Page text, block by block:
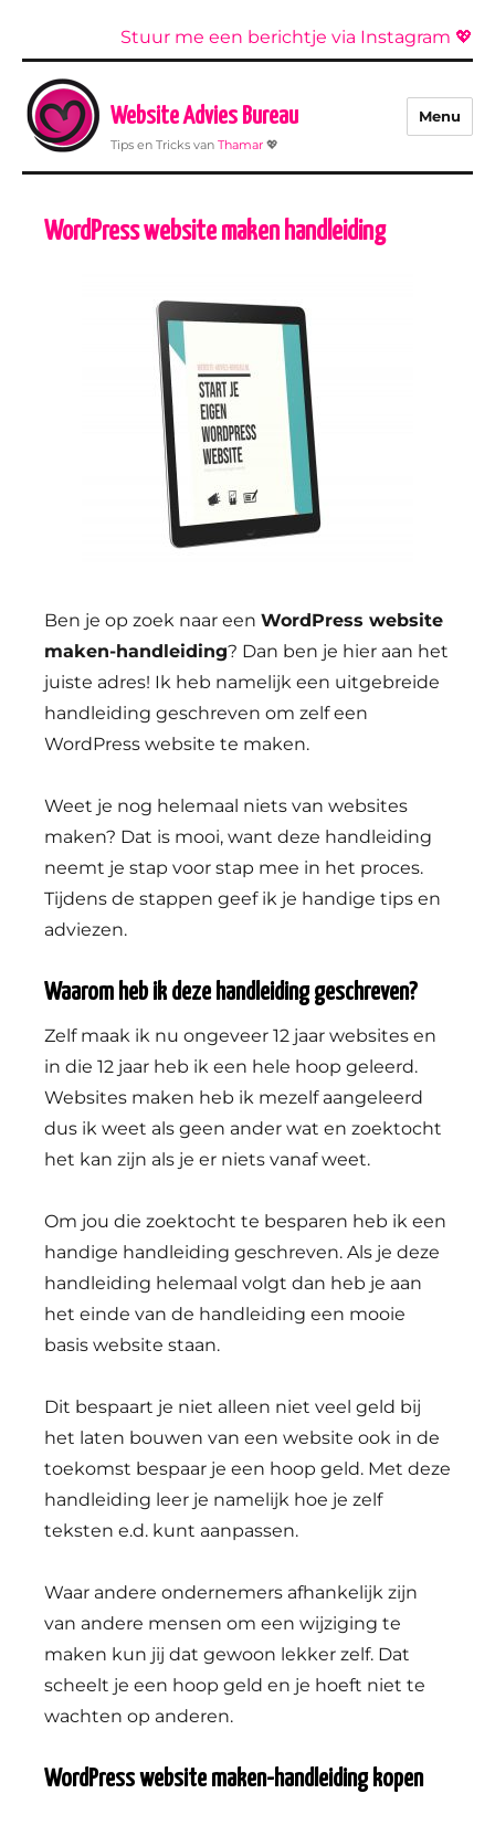
Stuur me een berichtje via Instagram 💖
Website Advies Bureau
Tips en Tricks vanThamar 💖
Menu
WordPress website maken handleiding
Ben je op zoek naar een WordPress website
maken-handleiding? Dan ben je hier aan het
juiste adres! Ik heb namelijk een uitgebreide
handleiding geschreven om zelf een
WordPress website te maken.
Weet je nog helemaal niets van websites
maken? Dat is mooi, want deze handleiding
neemt je stap voor stap mee in het proces.
Tijdens de stappen geef ik je handige tips en
adviezen.
Waarom heb ik deze handleiding geschreven?
Zelf maak ik nu ongeveer 12 jaar websites en
in die 12 jaar heb ik een hele hoop geleerd.
Websites maken heb ik mezelf aangeleerd
dus ik weet als geen ander wat en zoektocht
het kan zijn als je er niets vanaf weet.
Om jou die zoektocht te besparen heb ik een
handige handleiding geschreven. Als je deze
handleiding helemaal volgt dan heb je aan
het einde van de handleiding een mooie
basis website staan.
Dit bespaart je niet alleen niet veel geld bij
het laten bouwen van een website ook in de
toekomst bespaar je een hoop geld. Met deze
handleiding leer je namelijk hoe je zelf
teksten e.d. kunt aanpassen.
Waar andere ondernemers afhankelijk zijn
van andere mensen om een wijziging te
maken kun jij dat gewoon lekker zelf. Dat
scheelt je een hoop geld en je hoeft niet te
wachten op anderen.
WordPress website maken-handleiding kopen